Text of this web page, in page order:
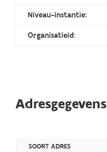
Niveau-instantie:
Organisatieid:
Adresgegevens
SOORT ADRES